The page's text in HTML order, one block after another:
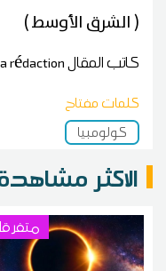
( الشرق الأوسط )
كاتب المقالrédaction
كلمات مفتاح
كولومبيا
الاكثر